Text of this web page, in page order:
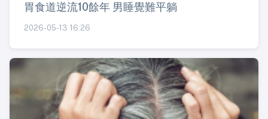
胃食道逆流10餘年 男睡覺難平躺
2026-05-13 16:26